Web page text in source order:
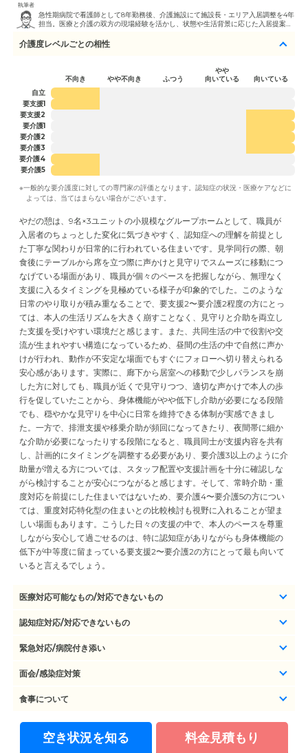
執筆者
急性期病院で看護師として8年勤務後、介護施設にて施設長・エリア入居調整を4年
担当。医療と介護の双方の現場経験を活かし、状態や生活背景に応じた入居提案・
介護度レベルごとの相性
不向き やや不向き ふつう
やや
向いている
向いている
自立
要支援1
要支援2
要介護1
要介護2
要介護3
要介護4
要介護5
※一般的な要介護度に対しての専門家の評価となります。認知症の状況・医療ケアなどに
よっては、当てはまらない場合がございます。
やだの憩は、9名×3ユニットの小規模なグループホームとして、職員が
入居者のちょっとした変化に気づきやすく、認知症への理解を前提とし
た丁寧な関わりが日常的に行われている住まいです。見学同行の際、朝
食後にテーブルから席を立つ際に声かけと見守りでスムーズに移動につ
なげている場面があり、職員が個々のペースを把握しながら、無理なく
支援に入るタイミングを見極めている様子が印象的でした。このような
日常のやり取りが積み重なることで、要支援2〜要介護2程度の方にとっ
ては、本人の生活リズムを大きく崩すことなく、見守りと介助を両立し
た支援を受けやすい環境だと感じます。また、共同生活の中で役割や交
流が生まれやすい構造になっているため、昼間の生活の中で自然に声か
けが行われ、動作が不安定な場面でもすぐにフォローへ切り替えられる
安心感があります。実際に、廊下から居室への移動で少しバランスを崩
した方に対しても、職員が近くで見守りつつ、適切な声かけで本人の歩
行を促していたことから、身体機能がやや低下し介助が必要になる段階
でも、穏やかな見守りを中心に日常を維持できる体制が実感できまし
た。一方で、排泄支援や移乗介助が頻回になってきたり、夜間帯に細か
な介助が必要になったりする段階になると、職員同士が支援内容を共有
し、計画的にタイミングを調整する必要があり、要介護3以上のように介
助量が増える方については、スタッフ配置や支援計画を十分に確認しな
がら検討することが安心につながると感じます。そして、常時介助・重
度対応を前提にした住まいではないため、要介護4〜要介護5の方につい
ては、重度対応特化型の住まいとの比較検討も視野に入れることが望ま
しい場面もあります。こうした日々の支援の中で、本人のペースを尊重
しながら安心して過ごせるのは、特に認知症がありながらも身体機能の
低下が中等度に留まっている要支援2〜要介護2の方にとって最も向いて
いると言えるでしょう。
医療対応可能なもの/対応できないもの
認知症対応/対応できないもの
緊急対応/病院付き添い
面会/感染症対策
食事について
空き状況を知る 料金見積もり